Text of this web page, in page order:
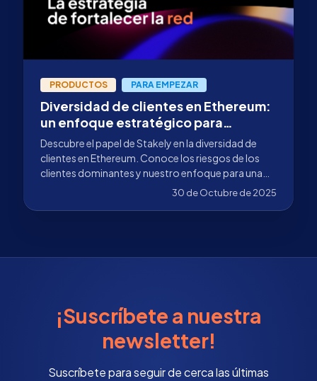
PRODUCTOS PARA EMPEZAR
Diversidad de clientes en Ethereum:
un enfoque estratégico para
fortalecer la red
Descubre el papel de Stakely en la diversidad de
clientes en Ethereum. Conoce los riesgos de los
clientes dominantes y nuestro enfoque para una
30 de Octubre de 2025
¡Suscríbete a nuestra
newsletter!
Suscríbete para seguir de cerca las últimas